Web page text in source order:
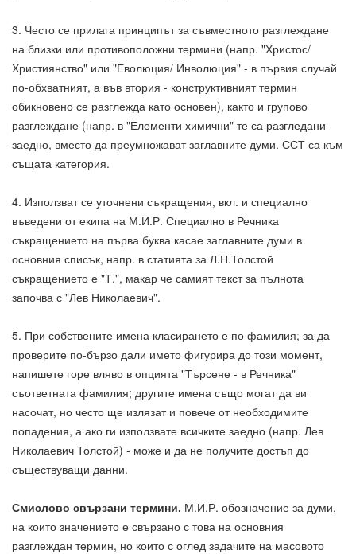
3. Често се прилага принципът за съвместното разглеждане
на близки или противоположни термини (напр. "Христос/
Християнство" или "Еволюция/ Инволюция" - в първия случай
по-обхватният, а във втория - конструктивният термин
обикновено се разглежда като основен), както и групово
разглеждане (напр. в "Елементи химични" те са разгледани
заедно, вместо да преумножават заглавните думи. ССТ са към
същата категория.
4. Използват се уточнени съкращения, вкл. и специално
въведени от екипа на М.И.Р. Специално в Речника
съкращението на първа буква касае заглавните думи в
основния списък, напр. в статията за Л.Н.Толстой
съкращението е "Т.", макар че самият текст за пълнота
започва с "Лев Николаевич".
5. При собствените имена класирането е по фамилия; за да
проверите по-бързо дали името фигурира до този момент,
напишете горе вляво в опцията "Търсене - в Речника"
съответната фамилия; другите имена също могат да ви
насочат, но често ще излязат и повече от необходимите
попадения, а ако ги използвате всичките заедно (напр. Лев
Николаевич Толстой) - може и да не получите достъп до
съществуващи данни.
Смислово свързани термини. М.И.Р. обозначение за думи,
на които значението е свързано с това на основния
разглеждан термин, но които с оглед задачите на масовото